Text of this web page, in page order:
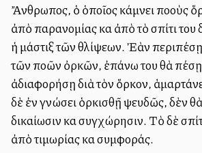
Ἄνθρωπος, ὁ ὁποῖος κάμνει πολλοὺς
ἀπὸ παρανομίας καὶ ἀπὸ τὸ σπίτι του
ἡ μάστιξ τῶν θλίψεων. Ἐὰν
τῶν πολλῶν ὀρκῶν, ἐπάνω του θὰ
ἀδιαφορήσῃ διὰ τὸν ὅρκον,
δὲ ἐν γνώσει ὁρκισθῇ ψευδῶς, δὲν
δικαίωσιν καὶ συγχώρησιν. Τὸ δὲ
ἀπὸ τιμωρίας καὶ συμφοράς.